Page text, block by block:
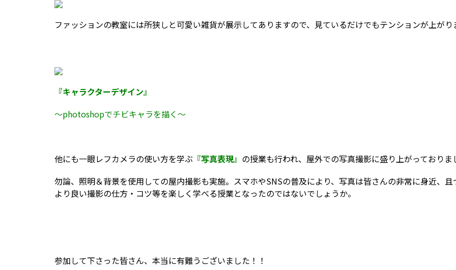
ファッションの教室には所狭しと可愛い雑貨が展示してありますので、見ているだけでもテンションが上がり
『キャラクターデザイン』
～photoshopでチビキャラを描く～
他にも一眼レフカメラの使い方を学ぶ 『写真表現』 の授業も行われ、屋外での写真撮影に盛り上がっており
勿論、照明＆背景を使用しての屋内撮影も実施。スマホやSNSの普及により、写真は皆さんの非常に身近、
より良い撮影の仕方・コツ等を楽しく学べる授業となったのではないでしょうか。
参加して下さった皆さん、本当に有難うございました！！